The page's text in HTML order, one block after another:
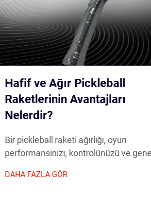
Hafif ve Ağır Pickleball
Raketlerinin Avantajları
Nelerdir?
Bir pickleball raketi ağırlığı, oyun
performansınızı, kontrolünüzü ve genel
Hafif pickleball raketi ile daha ağır
DAHA FAZLA GÖR